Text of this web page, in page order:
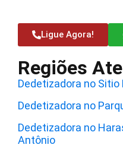
Ligue Agora!
Regiões
Dedetizadora no Sitio
Dedetizadora no
Dedetizadora no
Antônio